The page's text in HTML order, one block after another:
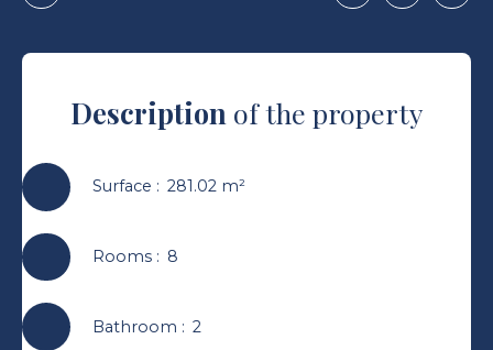
Description of the property
Surface : 281.02 m²
Rooms: 8
Bathroom : 2